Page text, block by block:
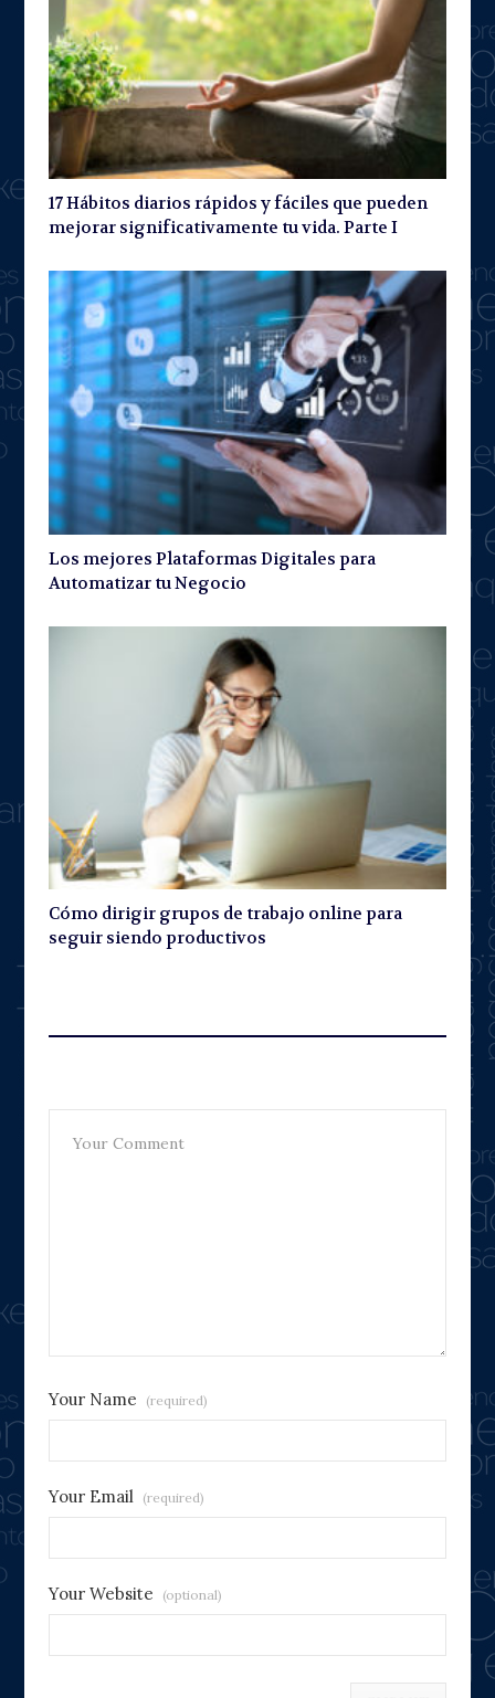
17 Hábitos diarios rápidos y fáciles que pueden
mejorar significativamente tu vida. Parte I
Los mejores Plataformas Digitales para
Automatizar tu Negocio
Cómo dirigir grupos de trabajo online para
seguir siendo productivos
Your Name (required)
Your Email (required)
Your Website (optional)